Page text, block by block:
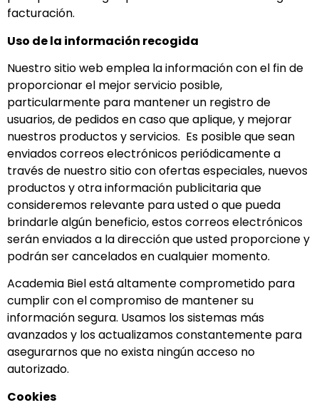
facturación.
Uso de la información recogida
Nuestro sitio web emplea la información con el fin de
proporcionar el mejor servicio posible,
particularmente para mantener un registro de
usuarios, de pedidos en caso que aplique, y mejorar
nuestros productos y servicios. Es posible que sean
enviados correos electrónicos periódicamente a
través de nuestro sitio con ofertas especiales, nuevos
productos y otra información publicitaria que
consideremos relevante para usted o que pueda
brindarle algún beneficio, estos correos electrónicos
serán enviados a la dirección que usted proporcione y
podrán ser cancelados en cualquier momento.
Academia Biel está altamente comprometido para
cumplir con el compromiso de mantener su
información segura. Usamos los sistemas más
avanzados y los actualizamos constantemente para
asegurarnos que no exista ningún acceso no
autorizado.
Cookies